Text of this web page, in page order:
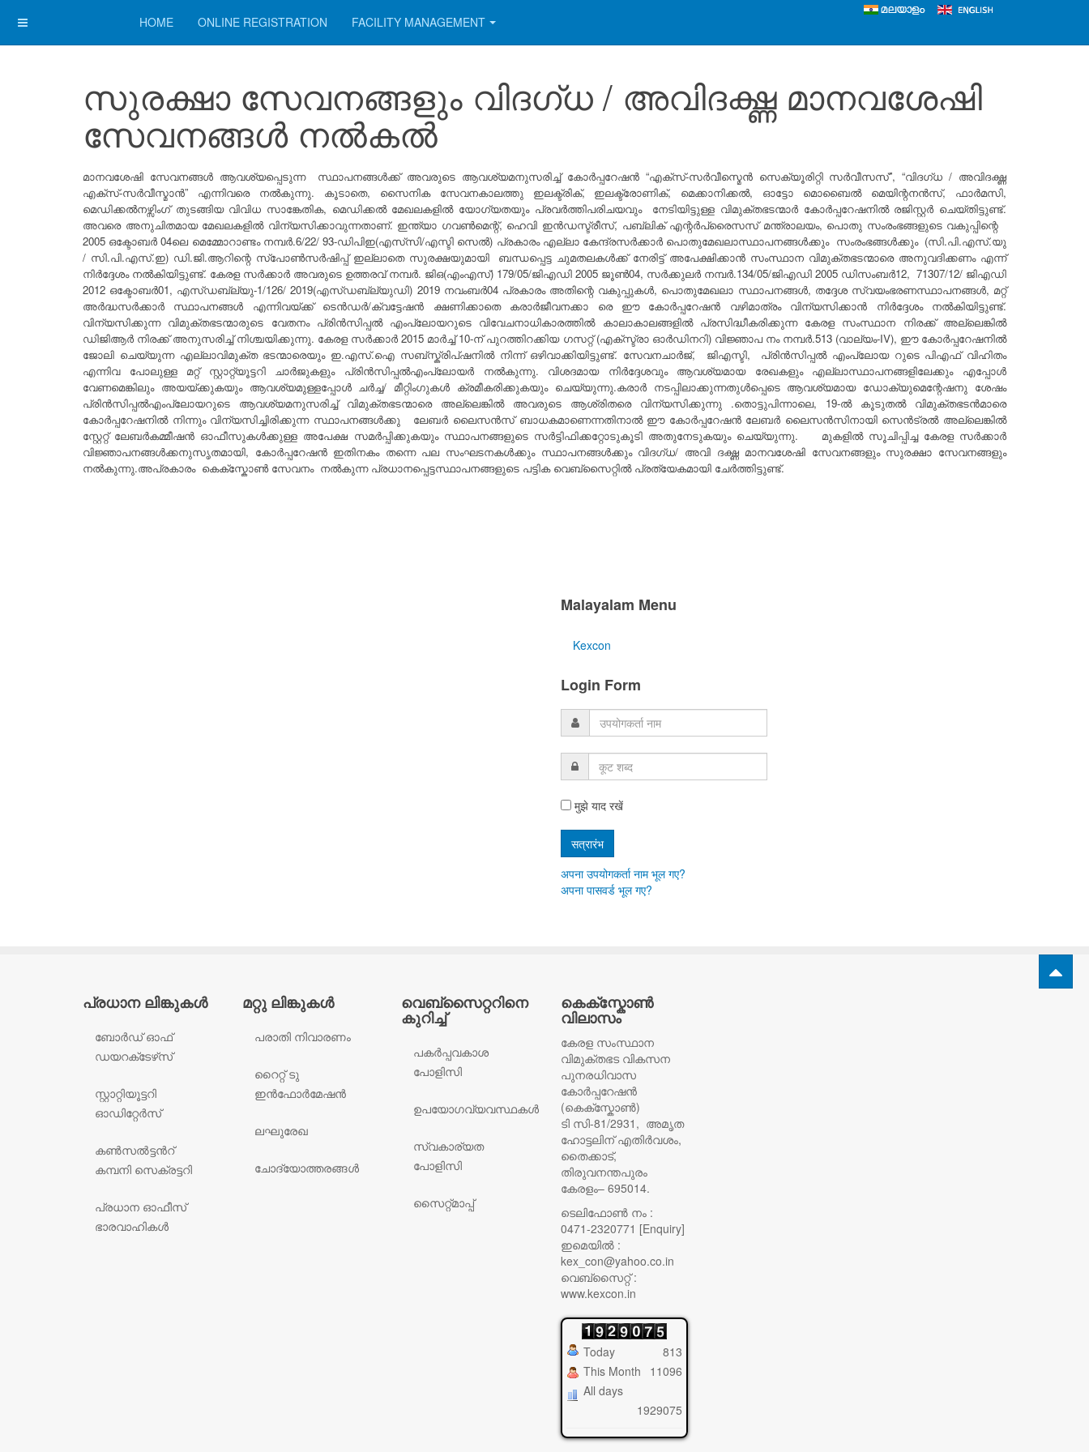
HOME ONLINE REGISTRATION FACILITY MANAGEMENT
സുരക്ഷാ സേവനങ്ങളും വിദഗ്ധ / അവിദഗ്ദ്ധ മാനവശേഷി
സേവനങ്ങൾ നൽകൽ
മാനവശേഷി സേവനങ്ങൾ ആവശ്യപ്പെടുന്ന സ്ഥാപനങ്ങൾക്ക് അവരുടെ ആവശ്യമനുസരിച്ച് കോർപ്പറേഷൻ “എക്സ്-സർവീസ്മെൻ സെക്യൂരിറ്റി സർവീസസ്”, “വിദഗ്ധ / അവിദഗ്ദ്ധ
എക്സ്-സർവീസ്മാൻ” എന്നിവരെ നൽകുന്നു. കൂടാതെ, സൈനിക സേവനകാലത്തു ഇലക്ട്രിക്, ഇലക്ട്രോണിക്, മെക്കാനിക്കൽ, ഓട്ടോ മൊബൈൽ മെയിന്റനൻസ്, ഫാർമസി,
മെഡിക്കൽനഴ്സിംഗ് തുടങ്ങിയ വിവിധ സാങ്കേതിക, മെഡിക്കൽ മേഖലകളിൽ യോഗ്യതയും പ്രവർത്തിപരിചയവും നേടിയിട്ടുള്ള വിമുക്തഭടന്മാർ കോർപ്പറേഷനിൽ രജിസ്റ്റർ ചെയ്തിട്ടുണ്ട്.
അവരെ അനുചിതമായ മേഖലകളിൽ വിന്യസിക്കാവുന്നതാണ്. ഇന്ത്യാ ഗവൺമെന്റ്, ഹെവി ഇൻഡസ്ട്രീസ്, പബ്ലിക് എന്റർപ്രൈസസ് മന്ത്രാലയം, പൊതു സംരംഭങ്ങളുടെ വകുപ്പിന്റെ
2005 ഒക്ടോബർ 04ലെ മെമ്മോറാണ്ടം നമ്പർ.6/22/ 93-ഡിപിഇ(എസ്‌സി/എസ്ടി സെൽ) പ്രകാരം എല്ലാ കേന്ദ്രസർക്കാർ പൊതുമേഖലാസ്ഥാപനങ്ങൾക്കും സംരംഭങ്ങൾക്കും (സി.പി.എസ്.യു
/ സി.പി.എസ്.ഇ) ഡി.ജി.ആറിന്റെ സ്പോൺസർഷിപ്പ് ഇല്ലാതെ സുരക്ഷയുമായി ബന്ധപ്പെട്ട ചുമതലകൾക്ക് നേരിട്ട് അപേക്ഷിക്കാൻ സംസ്ഥാന വിമുക്തഭടന്മാരെ അനുവദിക്കണം എന്ന്
നിർദ്ദേശം നൽകിയിട്ടുണ്ട്. കേരള സർക്കാർ അവരുടെ ഉത്തരവ് നമ്പർ. ജി‌ഒ(എം‌എസ്) 179/05/ജി‌എഡി 2005 ജൂൺ04, സർക്കുലർ നമ്പർ.134/05/ജി‌എഡി 2005 ഡിസംബർ12, 71307/12/ ജി‌എഡി
2012 ഒക്ടോബർ01, എസ്‌ഡബ്ല്യു-1/126/ 2019(എസ്‌ഡബ്ല്യുഡി) 2019 നവംബർ04 പ്രകാരം അതിന്റെ വകുപ്പുകൾ, പൊതുമേഖലാ സ്ഥാപനങ്ങൾ, തദ്ദേശ സ്വയംഭരണസ്ഥാപനങ്ങൾ, മറ്റ്
അർദ്ധസർക്കാർ സ്ഥാപനങ്ങൾ എന്നിവയ്ക്ക് ടെൻഡർ/ക്വട്ടേഷൻ ക്ഷണിക്കാതെ കരാർജീവനക്കാ രെ ഈ കോർപ്പറേഷൻ വഴിമാത്രം വിന്യസിക്കാൻ നിർദ്ദേശം നൽകിയിട്ടുണ്ട്.
വിന്യസിക്കുന്ന വിമുക്തഭടന്മാരുടെ വേതനം പ്രിൻസിപ്പൽ എം‌പ്ലോയറുടെ വിവേചനാധികാരത്തിൽ കാലാകാലങ്ങളിൽ പ്രസിദ്ധീകരിക്കുന്ന കേരള സംസ്ഥാന നിരക്ക് അല്ലെങ്കിൽ
ഡിജിആർ നിരക്ക് അനുസരിച്ച് നിശ്ചയിക്കുന്നു. കേരള സർക്കാർ 2015 മാർച്ച് 10-ന് പുറത്തിറക്കിയ ഗസറ്റ് (എക്സ്ട്രാ ഓർഡിനറി) വിജ്ഞാപ നം നമ്പർ.513 (വാല്യം-IV), ഈ കോർപ്പറേഷനിൽ
ജോലി ചെയ്യുന്ന എല്ലാവിമുക്ത ഭടന്മാരെയും ഇ.എസ്.ഐ സബ്സ്ക്രിപ്ഷനിൽ നിന്ന് ഒഴിവാക്കിയിട്ടുണ്ട്. സേവനചാർജ്, ജിഎസ്ടി, പ്രിൻസിപ്പൽ എം‌പ്ലോയ റുടെ പി‌എഫ് വിഹിതം
എന്നിവ പോലുള്ള മറ്റ് സ്റ്റാറ്റ്യൂട്ടറി ചാർജുകളും പ്രിൻസിപ്പൽഎം‌പ്ലോയർ നൽകുന്നു. വിശദമായ നിർദ്ദേശവും ആവശ്യമായ രേഖകളും എല്ലാസ്ഥാപനങ്ങളിലേക്കും എപ്പോൾ
വേണമെങ്കിലും അയയ്ക്കുകയും ആവശ്യമുള്ളപ്പോൾ ചർച്ച/ മീറ്റിംഗുകൾ ക്രമീകരിക്കുകയും ചെയ്യുന്നു.കരാർ നടപ്പിലാക്കുന്നതുൾപ്പെടെ ആവശ്യമായ ഡോക്യുമെന്റേഷനു ശേഷം
പ്രിൻസിപ്പൽഎം‌പ്ലോയറുടെ ആവശ്യമനുസരിച്ച് വിമുക്തഭടന്മാരെ അല്ലെങ്കിൽ അവരുടെ ആശ്രിതരെ വിന്യസിക്കുന്നു .തൊട്ടുപിന്നാലെ, 19-ൽ കൂടുതൽ വിമുക്തഭടൻമാരെ
കോർപ്പറേഷനിൽ നിന്നും വിന്യസിച്ചിരിക്കുന്ന സ്ഥാപനങ്ങൾക്കു ലേബർ ലൈസൻസ് ബാധകമാണെന്നതിനാൽ ഈ കോർപ്പറേഷൻ ലേബർ ലൈസൻസിനായി സെൻട്രൽ അല്ലെങ്കിൽ
സ്റ്റേറ്റ് ലേബർകമ്മീഷൻ ഓഫീസുകൾക്കുള്ള അപേക്ഷ സമർപ്പിക്കുകയും സ്ഥാപനങ്ങളുടെ സർട്ടിഫിക്കറ്റോടുകൂടി അതുനേടുകയും ചെയ്യുന്നു. മുകളിൽ സൂചിപ്പിച്ച കേരള സർക്കാർ
വിജ്ഞാപനങ്ങൾക്കനുസൃതമായി, കോർപ്പറേഷൻ ഇതിനകം തന്നെ പല സംഘടനകൾക്കും സ്ഥാപനങ്ങൾക്കും വിദഗ്ധ/ അവി ദഗ്ദ്ധ മാനവശേഷി സേവനങ്ങളും സുരക്ഷാ സേവനങ്ങളും
നൽകുന്നു.അപ്രകാരം കെക്സ്കോൺ സേവനം നൽകുന്ന പ്രധാനപ്പെട്ടസ്ഥാപനങ്ങളുടെ പട്ടിക വെബ്സൈറ്റിൽ പ്രത്യേകമായി ചേർത്തിട്ടുണ്ട്.
Malayalam Menu
Kexcon
Login Form
मुझे याद रखें
अपना उपयोगकर्ता नाम भूल गए?
अपना पासवर्ड भूल गए?
പ്രധാന ലിങ്കുകൾ
ബോർഡ് ഓഫ്
ഡയറക്‌ടേഴ്‌സ്
സ്റ്റാറ്റിയൂട്ടറി
ഓഡിറ്റേർസ്
കൺസൽട്ടൻറ്
കമ്പനി സെക്രട്ടറി
പ്രധാന ഓഫീസ്
ഭാരവാഹികൾ
മറ്റു ലിങ്കുകൾ
പരാതി നിവാരണം
റൈറ്റ് ടു
ഇൻഫോർമേഷൻ
ലഘുരേഖ
ചോദ്യോത്തരങ്ങൾ
വെബ്സൈറ്ററിനെ
കുറിച്ച്
പകര്‍പ്പവകാശ
പോളിസി
ഉപയോഗവ്യവസ്ഥകൾ
സ്വകാര്യത
പോളിസി
സൈറ്റ്മാപ്പ്
കെക്സ്കോൺ
വിലാസം
കേരള സംസ്ഥാന
വിമുക്തഭട വികസന
പുനരധിവാസ
കോർപ്പറേഷൻ
(കെക്സ്കോൺ)
ടി സി-81/2931, അമൃത
ഹോട്ടലിന് എതിർവശം,
തൈക്കാട്,
തിരുവനന്തപുരം
കേരളം– 695014.
ടെലിഫോൺ നം :
0471-2320771 [Enquiry]
ഇമെയിൽ :
kex_con@yahoo.co.in
വെബ്സൈറ്റ് :
www.kexcon.in
Today
This Month
All days
813
11096
1929075